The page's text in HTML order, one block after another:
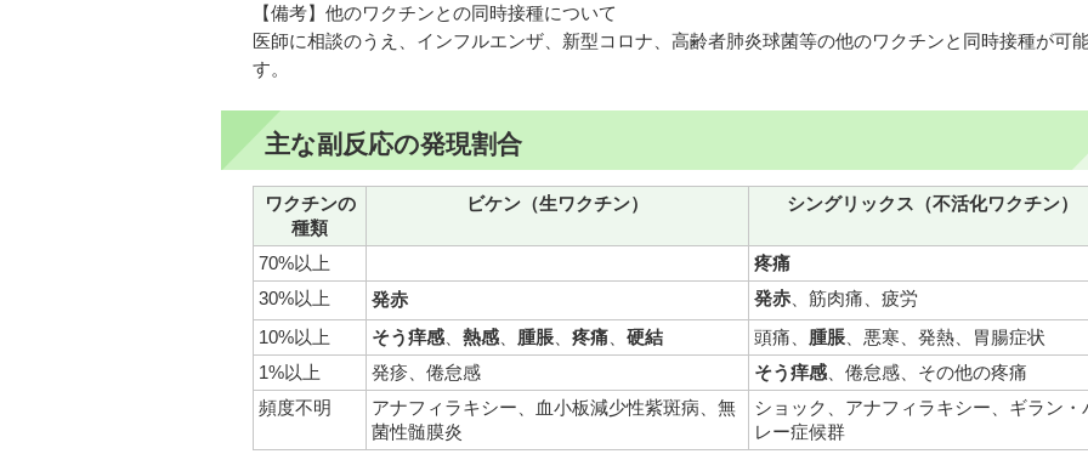
【備考】他のワクチンとの同時接種について
医師に相談のうえ、インフルエンザ、新型コロナ、高齢者肺炎球菌等の他のワクチンと同時接種が可
す。
主な副反応の発現割合
ワクチンの
種類
ビケン（生ワクチン） シングリックス（不活化ワクチン）
70%以上
疼痛
30%以上
発赤 発赤 、筋肉痛、疲労
10%以上
そう痒感 熱感 腫脹 疼痛 硬結 頭痛、 腫脹 、悪寒、発熱、胃腸症状
1%以上
発疹、倦怠感 そう痒感 、倦怠感、その他の疼痛
頻度不明
アナフィラキシー、血小板減少性紫斑病、無
菌性髄膜炎
ショック、アナフィラキシー、ギラン・
レー症候群